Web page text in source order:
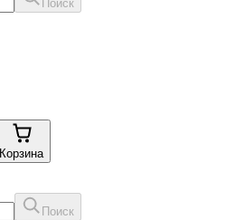
Поиск
Корзина
Поиск